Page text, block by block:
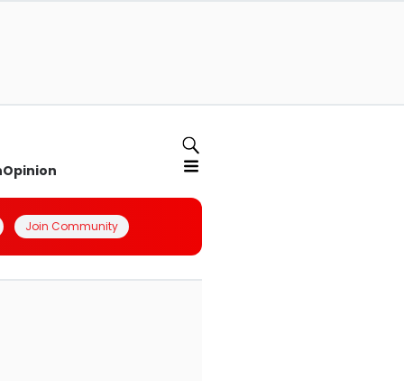
Opinion
Join Community